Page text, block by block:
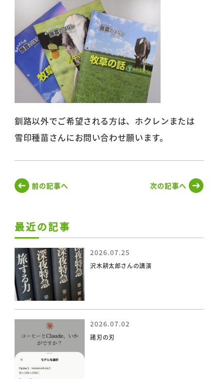
釧路以外でご希望される方は、ホクレンまたは
雪印種苗さんにお問い合わせ願います。
前の記事へ 次の記事へ
最近の記事
2026.07.25
沢木耕太郎さんの講演
2026.07.02
諸刃の刃